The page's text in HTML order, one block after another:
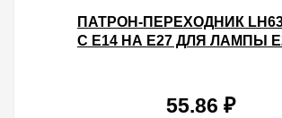
ПАТРОН-ПЕРЕХОДНИК LH63
С E14 НА E27 ДЛЯ ЛАМПЫ
55.86 ₽